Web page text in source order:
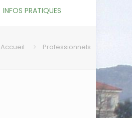
INFOS PRATIQUES
Accueil Professionnels